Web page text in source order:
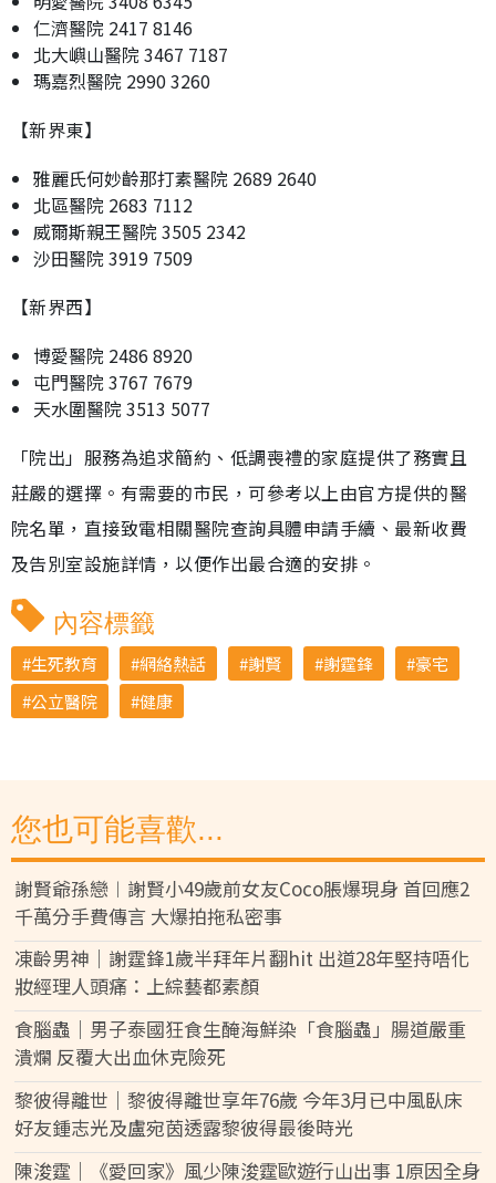
仁濟醫院 2417 8146
北大嶼山醫院 3467 7187
瑪嘉烈醫院 2990 3260
【新界東】
雅麗氏何妙齡那打素醫院 2689 2640
北區醫院 2683 7112
威爾斯親王醫院 3505 2342
沙田醫院 3919 7509
【新界西】
博愛醫院 2486 8920
屯門醫院 3767 7679
天水圍醫院 3513 5077
「院出」服務為追求簡約、低調喪禮的家庭提供了務實且
莊嚴的選擇。有需要的市民，可參考以上由官方提供的醫
院名單，直接致電相關醫院查詢具體申請手續、最新收費
及告別室設施詳情，以便作出最合適的安排。
內容標籤
生死教育 網絡熱話 謝賢 謝霆鋒
豪宅
公立醫院
健康
您也可能喜歡...
謝賢爺孫戀︱謝賢小49歲前女友Coco脹爆現身 首回應2
千萬分手費傳言 大爆拍拖私密事
凍齡男神｜謝霆鋒1歲半拜年片翻hit 出道28年堅持唔化
妝經理人頭痛：上綜藝都素顏
食腦蟲｜男子泰國狂食生醃海鮮染「食腦蟲」腸道嚴重
潰爛 反覆大出血休克險死
黎彼得離世｜黎彼得離世享年76歲 今年3月已中風臥床
好友鍾志光及盧宛茵透露黎彼得最後時光
陳浚霆｜《愛回家》風少陳浚霆歐遊行山出事 1原因全身